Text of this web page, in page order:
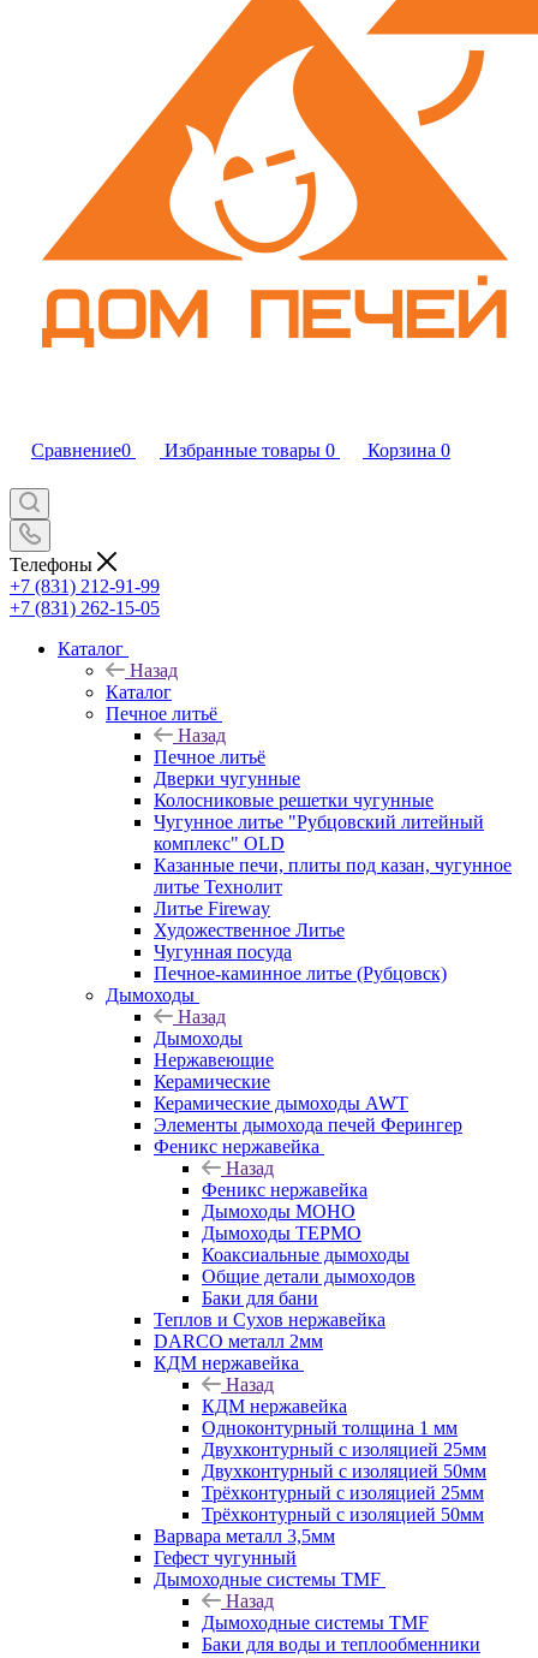
Сравнение0 Избранные товары 0 Корзина 0
Телефоны
+7 (831) 212-91-99
+7 (831) 262-15-05
Каталог
Назад
Каталог
Печное литьё
Назад
Печное литьё
Дверки чугунные
Колосниковые решетки чугунные
Чугунное литье "Рубцовский литейный
комплекс" OLD
Казанные печи, плиты под казан, чугунное
литье Технолит
Литье Fireway
Художественное Литье
Чугунная посуда
Печное-каминное литье (Рубцовск)
Дымоходы
Назад
Дымоходы
Нержавеющие
Керамические
Керамические дымоходы AWT
Элементы дымохода печей Ферингер
Феникс нержавейка
Назад
Феникс нержавейка
Дымоходы МОНО
Дымоходы ТЕРМО
Коаксиальные дымоходы
Общие детали дымоходов
Баки для бани
Теплов и Сухов нержавейка
DARCO металл 2мм
КДМ нержавейка
Назад
КДМ нержавейка
Одноконтурный толщина 1 мм
Двухконтурный с изоляцией 25мм
Двухконтурный с изоляцией 50мм
Трёхконтурный с изоляцией 25мм
Трёхконтурный с изоляцией 50мм
Варвара металл 3,5мм
Гефест чугунный
Дымоходные системы TMF
Назад
Дымоходные системы TMF
Баки для воды и теплообменники